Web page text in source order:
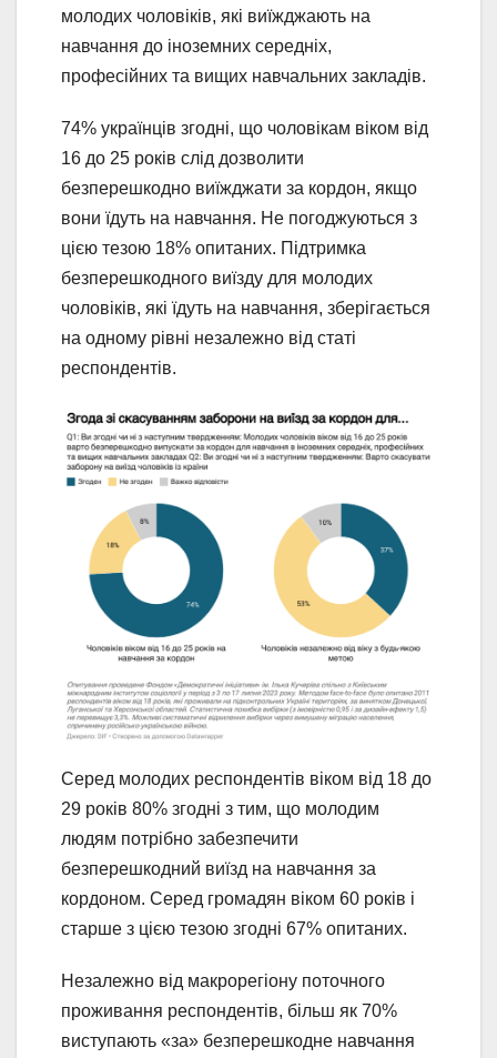
молодих чоловіків, які виїжджають на
навчання до іноземних середніх,
професійних та вищих навчальних закладів.
74% українців згодні, що чоловікам віком від
16 до 25 років слід дозволити
безперешкодно виїжджати за кордон, якщо
вони їдуть на навчання. Не погоджуються з
цією тезою 18% опитаних. Підтримка
безперешкодного виїзду для молодих
чоловіків, які їдуть на навчання, зберігається
на одному рівні незалежно від статі
респондентів.
Серед молодих респондентів віком від 18 до
29 років 80% згодні з тим, що молодим
людям потрібно забезпечити
безперешкодний виїзд на навчання за
кордоном. Серед громадян віком 60 років і
старше з цією тезою згодні 67% опитаних.
Незалежно від макрорегіону поточного
проживання респондентів, більш як 70%
виступають «за» безперешкодне навчання